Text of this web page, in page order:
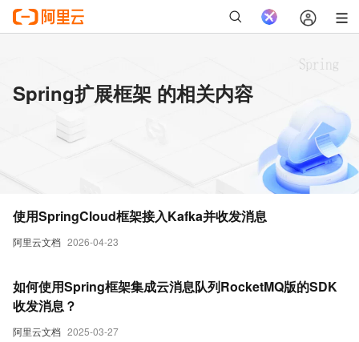
Spring扩展框架 的相关内容
阿里云文档 2026-04-23
使用SpringCloud框架接入Kafka并收发消息
阿里云文档 2025-03-27
如何使用Spring框架集成云消息队列RocketMQ版的SDK
收发消息？